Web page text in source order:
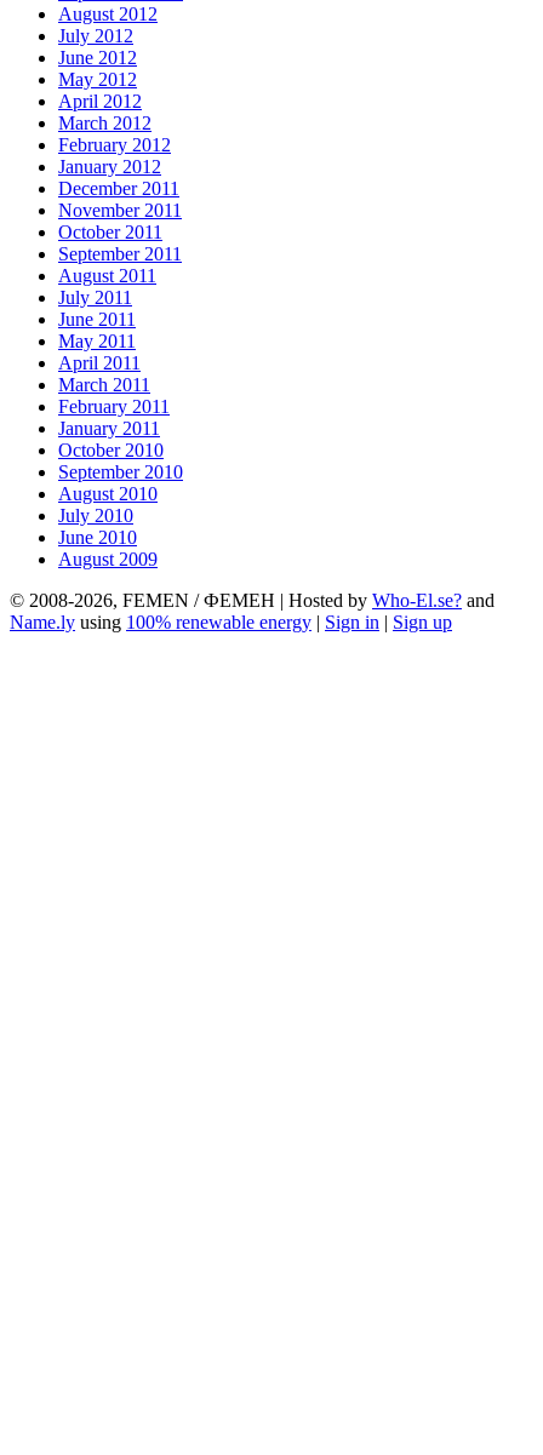
August 2012
July 2012
June 2012
May 2012
April 2012
March 2012
February 2012
January 2012
December 2011
November 2011
October 2011
September 2011
August 2011
July 2011
June 2011
May 2011
April 2011
March 2011
February 2011
January 2011
October 2010
September 2010
August 2010
July 2010
June 2010
August 2009
© 2008-2026, FEMEN / ФЕМЕН | Hosted by Who-El.se? and
Name.ly using 100% renewable energy | Sign in | Sign up